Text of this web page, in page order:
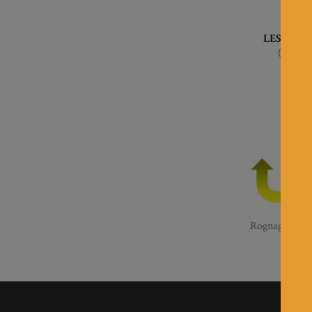
LES
Rognage et